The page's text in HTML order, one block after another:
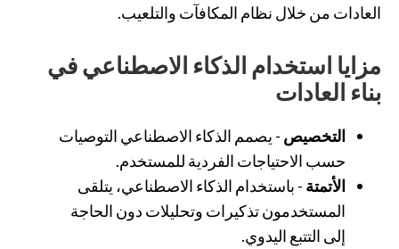
العادات من خلال نظام المكافآت والتلعيب.
مزايا استخدام الذكاء الاصطناعي في
بناء العادات
التخصيص - يصمم الذكاء الاصطناعي التوصيات
حسب الاحتياجات الفردية للمستخدم.
الأتمتة - باستخدام الذكاء الاصطناعي، يتلقى
المستخدمون تذكيرات وتحليلات دون الحاجة
إلى التتبع اليدوي.